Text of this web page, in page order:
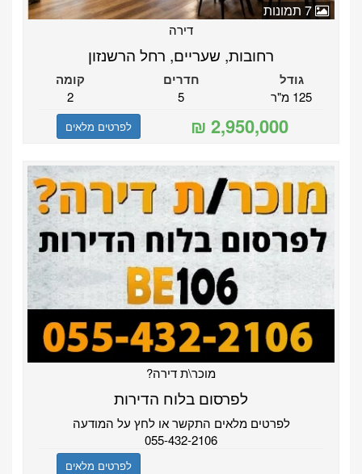
7 תמונות
דירה
רחובות, שעריים, רחל הרשנזון
גודל
125 מ"ר
חדרים
5
קומה
2
לפרטים מלאים
מוכר\ת דירה?
לפרסום בלוח הדירות
לפרטים מלאים התקשר או לחץ על המודעה
055-432-2106
לפרטים מלאים